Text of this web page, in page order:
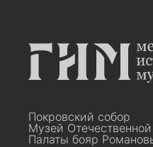
Покровский собор
Музей
Палаты бояр